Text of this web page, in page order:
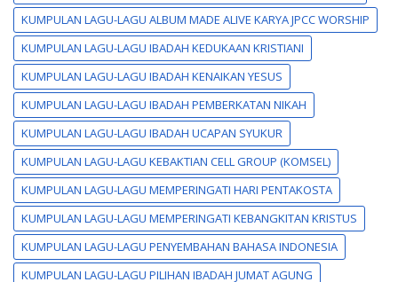
KUMPULAN LAGU-LAGU ALBUM MADE ALIVE KARYA JPCC WORSHIP
KUMPULAN LAGU-LAGU IBADAH KEDUKAAN KRISTIANI
KUMPULAN LAGU-LAGU IBADAH KENAIKAN YESUS
KUMPULAN LAGU-LAGU IBADAH PEMBERKATAN NIKAH
KUMPULAN LAGU-LAGU IBADAH UCAPAN SYUKUR
KUMPULAN LAGU-LAGU KEBAKTIAN CELL GROUP (KOMSEL)
KUMPULAN LAGU-LAGU MEMPERINGATI HARI PENTAKOSTA
KUMPULAN LAGU-LAGU MEMPERINGATI KEBANGKITAN KRISTUS
KUMPULAN LAGU-LAGU PENYEMBAHAN BAHASA INDONESIA
KUMPULAN LAGU-LAGU PILIHAN IBADAH JUMAT AGUNG